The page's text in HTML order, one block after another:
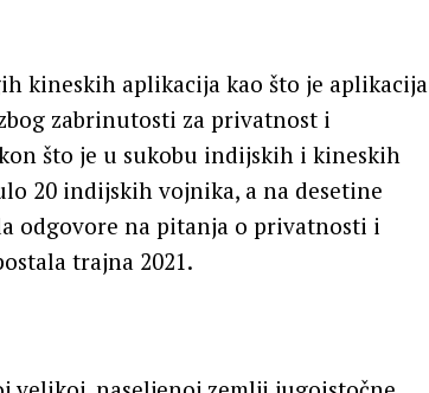
kineskih aplikacija kao što je aplikacija
zabrinutosti za privatnost i
što je u sukobu indijskih i kineskih
20 indijskih vojnika, a na desetine
odgovore na pitanja o privatnosti i
trajna 2021.